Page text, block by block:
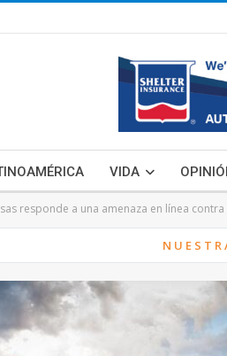
VIDA
responde a una amenaza en línea contra